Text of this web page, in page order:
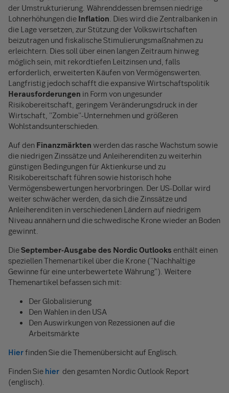
der Umstrukturierung. Währenddessen bremsen niedrige
Lohnerhöhungen die Inflation. Dies wird die Zentralbanken in
die Lage versetzen, zur Stützung der Volkswirtschaften
beizutragen und fiskalische Stimulierungsmaßnahmen zu
erleichtern. Dies soll über einen langen Zeitraum hinweg
möglich sein, mit rekordtiefen Leitzinsen und, falls
erforderlich, erweiterten Käufen von Vermögenswerten.
Langfristig jedoch schafft die expansive Wirtschaftspolitik
Herausforderungen in Form von ungesunder
Risikobereitschaft, geringem Veränderungsdruck in der
Wirtschaft, "Zombie"-Unternehmen und größeren
Wohlstandsunterschieden.
Auf den Finanzmärkten werden das rasche Wachstum sowie
die niedrigen Zinssätze und Anleiherenditen zu weiterhin
günstigen Bedingungen für Aktienkurse und zu
Risikobereitschaft führen sowie historisch hohe
Vermögensbewertungen hervorbringen. Der US-Dollar wird
weiter schwächer werden, da sich die Zinssätze und
Anleiherenditen in verschiedenen Ländern auf niedrigem
Niveau annähern und die schwedische Krone wieder an Boden
gewinnt.
DieSeptember-Ausgabe des Nordic Outlooks enthält einen
speziellen Themenartikel über die Krone ("Nachhaltige
Gewinne für eine unterbewertete Währung"). Weitere
Themenartikel befassen sich mit:
Der Globalisierung
Den Wahlen in den USA
Den Auswirkungen von Rezessionen auf die
Arbeitsmärkte
Hierfinden Sie die Themenübersicht auf Englisch.
Finden Sie hier den gesamten Nordic Outlook Report
(englisch).